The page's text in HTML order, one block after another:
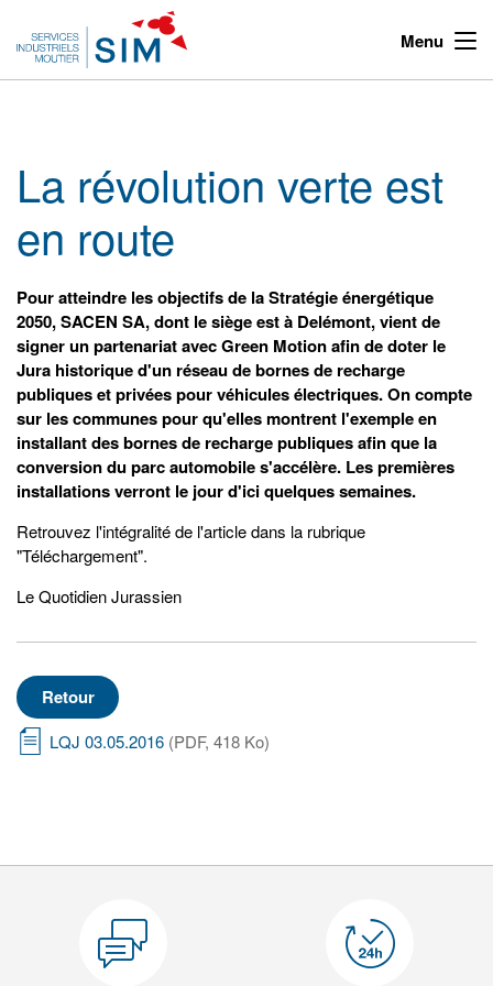
Menu
La révolution verte est
en route
Pour atteindre les objectifs de la Stratégie énergétique
2050, SACEN SA, dont le siège est à Delémont, vient de
signer un partenariat avec Green Motion afin de doter le
Jura historique d'un réseau de bornes de recharge
publiques et privées pour véhicules électriques. On compte
sur les communes pour qu'elles montrent l'exemple en
installant des bornes de recharge publiques afin que la
conversion du parc automobile s'accélère. Les premières
installations verront le jour d'ici quelques semaines.
Retrouvez l'intégralité de l'article dans la rubrique
"Téléchargement".
Le Quotidien Jurassien
Retour
LQJ 03.05.2016 (PDF, 418 Ko)